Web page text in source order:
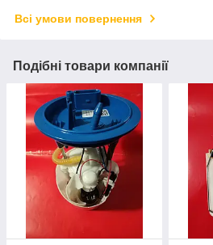
Всі умови повернення
Подібні товари компанії